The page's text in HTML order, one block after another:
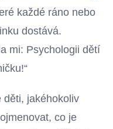
každé ráno nebo
dostává.
mi: Psychologii dětí
děti, jakéhokoliv
co je